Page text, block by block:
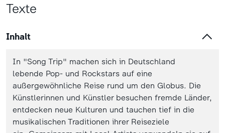
Texte
Inhalt
In "Song Trip" machen sich in Deutschland
lebende Pop- und Rockstars auf eine
außergewöhnliche Reise rund um den Globus. Die
Künstlerinnen und Künstler besuchen fremde Länder,
entdecken neue Kulturen und tauchen tief in die
musikalischen Traditionen ihrer Reiseziele